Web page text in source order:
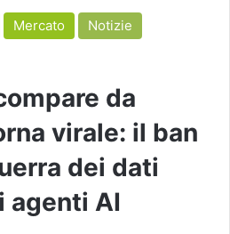
Mercato
Notizie
da
virale: il ban
dei dati
agenti AI